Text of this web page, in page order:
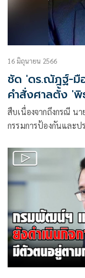
16 มิถุนายน 2566
ชัด 'ดร.ณัฎฐ์-มื
คำสั่งศาลตั้ง 'พิ
สืบเนื่องจากถึงกรณี น
กรรมการป้องกันและ